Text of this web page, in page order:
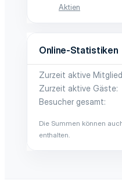
Aktien
Online-Statistiken
Zurzeit aktive
Zurzeit aktive Gäste
Besucher gesamt
Die Summen können
enthalten.